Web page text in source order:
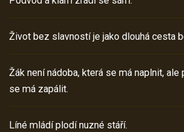
Život bez slavností je jako dlouhá cesta
Žák není nádoba, která se má naplnit, ale
se má zapálit.
Líné mládí plodí nuzné stáří.